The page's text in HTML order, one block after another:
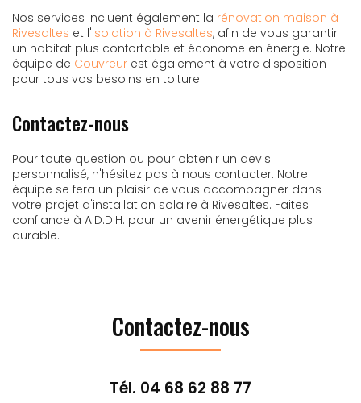
Nos services incluent également la rénovation maison à
Rivesaltes et l'isolation à Rivesaltes, afin de vous garantir
un habitat plus confortable et économe en énergie. Notre
équipe de Couvreur est également à votre disposition
pour tous vos besoins en toiture.
Contactez-nous
Pour toute question ou pour obtenir un devis
personnalisé, n'hésitez pas à nous contacter. Notre
équipe se fera un plaisir de vous accompagner dans
votre projet d'installation solaire à Rivesaltes. Faites
confiance à A.D.D.H. pour un avenir énergétique plus
durable.
Contactez-nous
Tél. 04 68 62 88 77